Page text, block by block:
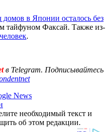
домов в Японии осталось без
тайфуном Факсай. Также из-
.
в Telegram. Подписывайтесь
News
необходимый текст и
об этом редакции.